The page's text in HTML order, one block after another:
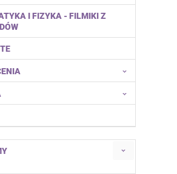
I FIZYKA - FILMIKI Z